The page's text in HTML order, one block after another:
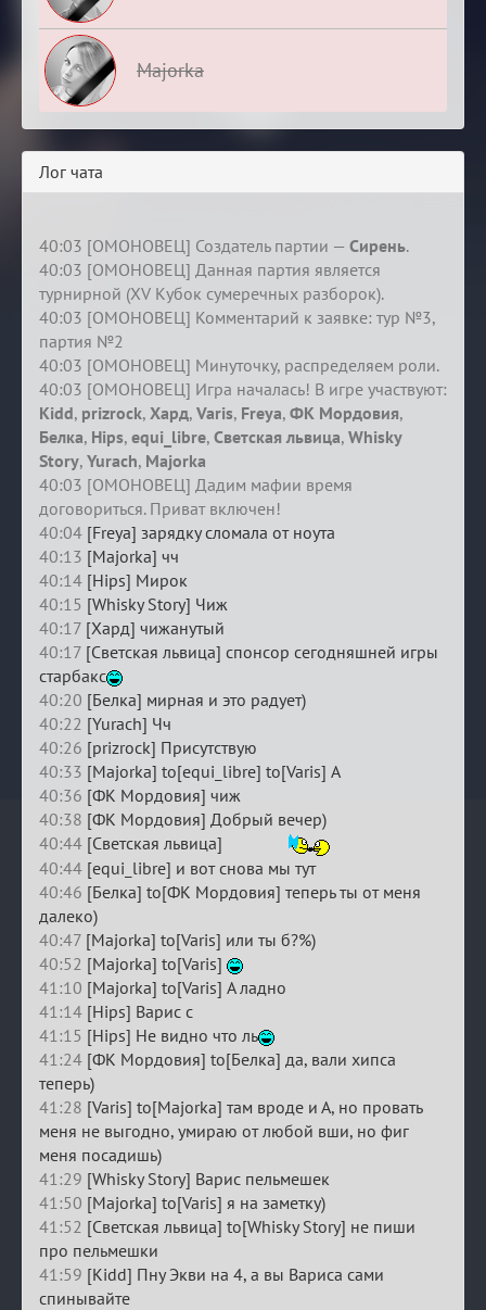
Majorka
Лог чата
40:03 [ОМОНОВЕЦ] Создатель партии — Сирень.
40:03 [ОМОНОВЕЦ] Данная партия является
турнирной (XV Кубок сумеречных разборок).
40:03 [ОМОНОВЕЦ] Комментарий к заявке: тур №3,
партия №2
40:03 [ОМОНОВЕЦ] Минуточку, распределяем роли.
40:03 [ОМОНОВЕЦ] Игра началась! В игре участвуют:
Kidd, prizrock, Хард, Varis, Freya, ФК Мордовия,
Белка, Hips, equi_libre, Светская львица, Whisky
Story, Yurach, Majorka
40:03 [ОМОНОВЕЦ] Дадим мафии время
договориться. Приват включен!
40:04 [Freya] зарядку сломала от ноута
40:13 [Majorka] чч
40:14 [Hips] Мирок
40:15 [Whisky Story] Чиж
40:17 [Хард] чижанутый
40:17 [Светская львица] спонсор сегодняшней игры
старбакс
40:20 [Белка] мирная и это радует)
40:22 [Yurach] Чч
40:26 [prizrock] Присутствую
40:33 [Majorka] to[equi_libre] to[Varis] А
40:36 [ФК Мордовия] чиж
40:38 [ФК Мордовия] Добрый вечер)
40:44 [Светская львица]
40:44 [equi_libre] и вот снова мы тут
40:46 [Белка] to[ФК Мордовия] теперь ты от меня
далеко)
40:47 [Majorka] to[Varis] или ты б?%)
40:52 [Majorka] to[Varis]
41:10 [Majorka] to[Varis] А ладно
41:14 [Hips] Варис с
41:15 [Hips] Не видно что ль
41:24 [ФК Мордовия] to[Белка] да, вали хипса
теперь)
41:28 [Varis] to[Majorka] там вроде и А, но провать
меня не выгодно, умираю от любой вши, но фиг
меня посадишь)
41:29 [Whisky Story] Варис пельмешек
41:50 [Majorka] to[Varis] я на заметку)
41:52 [Светская львица] to[Whisky Story] не пиши
про пельмешки
41:59 [Kidd] Пну Экви на 4, а вы Вариса сами
спинывайте